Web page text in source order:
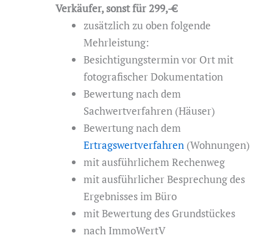
Verkäufer, sonst für 299,-€
zusätzlich zu oben folgende
Mehrleistung:
Besichtigungstermin vor Ort mit
fotografischer Dokumentation
Bewertung nach dem
Sachwertverfahren (Häuser)
Bewertung nach dem
Ertragswertverfahren(Wohnungen)
mit ausführlichem Rechenweg
mit ausführlicher Besprechung des
Ergebnisses im Büro
mit Bewertung des Grundstückes
nach ImmoWertV